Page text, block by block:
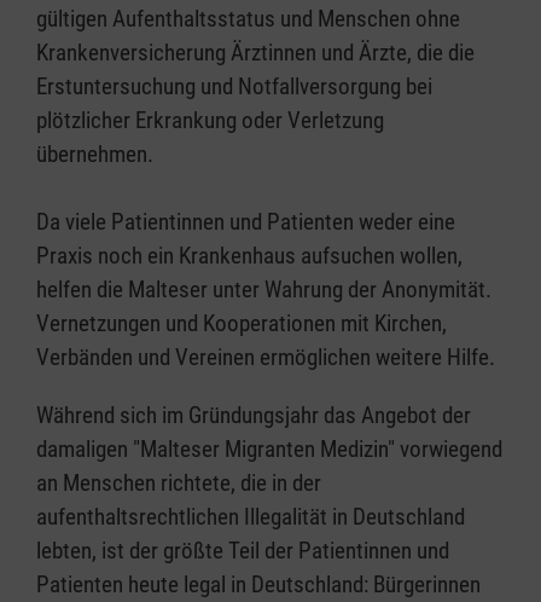
gültigen Aufenthaltsstatus und Menschen ohne
Krankenversicherung Ärztinnen und Ärzte, die die
Erstuntersuchung und Notfallversorgung bei
plötzlicher Erkrankung oder Verletzung
übernehmen.
Da viele Patientinnen und Patienten weder eine
Praxis noch ein Krankenhaus aufsuchen wollen,
helfen die Malteser unter Wahrung der Anonymität.
Vernetzungen und Kooperationen mit Kirchen,
Verbänden und Vereinen ermöglichen weitere Hilfe.
Während sich im Gründungsjahr das Angebot der
damaligen "Malteser Migranten Medizin" vorwiegend
an Menschen richtete, die in der
aufenthaltsrechtlichen Illegalität in Deutschland
lebten, ist der größte Teil der Patientinnen und
Patienten heute legal in Deutschland: Bürgerinnen